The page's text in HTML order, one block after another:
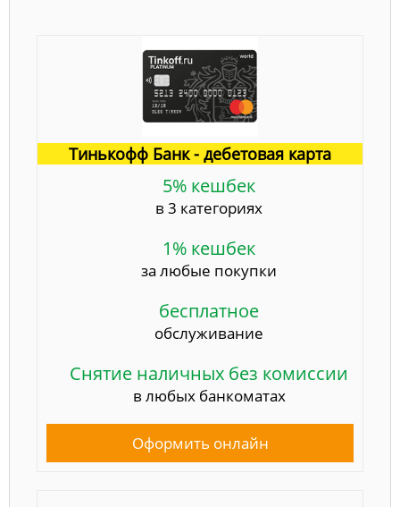
Тинькофф Банк - дебетовая карта
5% кешбек
в 3 категориях
1% кешбек
за любые покупки
бесплатное
обслуживание
Снятие наличных без комиссии
в любых банкоматах
Оформить онлайн